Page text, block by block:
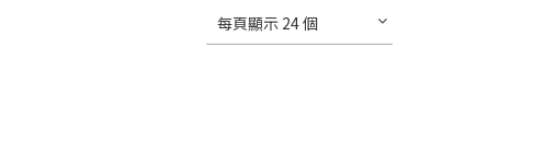
每頁顯示 24 個